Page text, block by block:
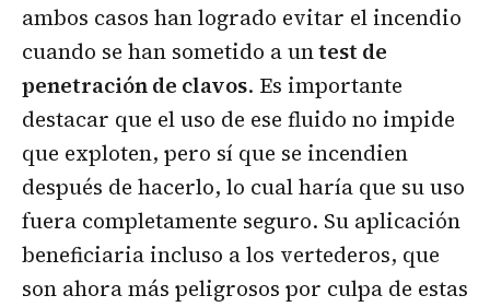
ambos casos han logrado evitar el incendio
cuando se han sometido a untest de
penetración de clavos. Es importante
destacar que el uso de ese fluido no impide
que exploten, pero sí que se incendien
después de hacerlo, lo cual haría que su uso
fuera completamente seguro. Su aplicación
beneficiaria incluso a los vertederos, que
son ahora más peligrosos por culpa de estas